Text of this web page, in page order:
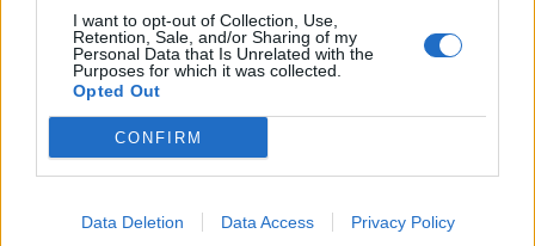
I want to opt-out of Collection, Use,
Retention, Sale, and/or Sharing of my
Personal Data that Is Unrelated with the
Purposes for which it was collected.
Opted Out
CONFIRM
Data Deletion Data Access Privacy Policy
Roma, Konè si allena in gruppo: ci sarà
contro il Verona. Pellegrini in forte dubbio
Calciomercato Inter: doppio scambio con la
Roma?
Roma, Dybala rinnova? Sarà decisiva la
prossima Champions